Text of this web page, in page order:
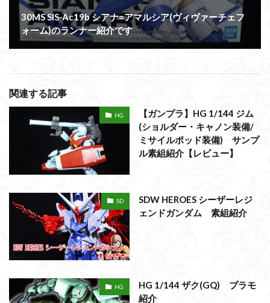
30MS SIS-Ac19b シアナ=アマルシア(ヴィヴァーチェフ
ォーム)のランナー紹介です
関連する記事
HG
【ガンプラ】HG 1/144 ジム
(ショルダー・キャノン装備/
ミサイルポッド装備) サンプ
ル素組紹介【レビュー】
SD
SDW HEROES シーザーレジ
ェンドガンダム 素組紹介
HG
HG 1/144 ザク(GQ) プラモ
紹介